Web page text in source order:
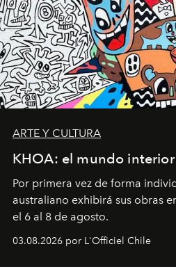
ARTE Y CULTURA
KHOA: el mundo
Por primera vez de forma
australiano exhibirá sus obras
el 6 al 8 de agosto.
03.08.2026 por L'Officiel Chile